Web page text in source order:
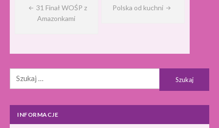
wpisu31 Finał WOŚP z
Amazonkami
Polska od kuchni
INFORMACJE